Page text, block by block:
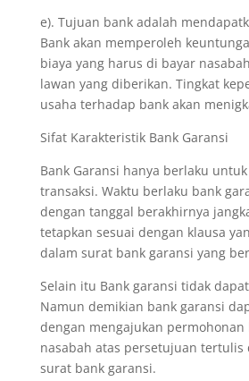
e). Tujuan bank adalah
Bank akan memperoleh
biaya yang harus di bayar
lawan yang diberikan. Tingkat
usaha terhadap bank akan
Sifat Karakteristik Bank Garansi
Bank Garansi hanya berlaku
transaksi. Waktu berlaku bank
dengan tanggal berakhirnya
tetapkan sesuai dengan klausa
dalam surat bank garansi yang
Selain itu Bank garansi tidak
Namun demikian bank garansi
dengan mengajukan permohonan
nasabah atas persetujuan tertulis
surat bank garansi.